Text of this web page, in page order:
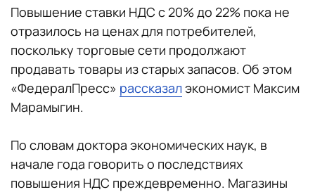
Повышение ставки НДС с 20% до 22% пока не
отразилось на ценах для потребителей,
поскольку торговые сети продолжают
продавать товары из старых запасов. Об этом
«ФедералПресс» рассказалэкономист Максим
Марамыгин.
По словам доктора экономических наук, в
начале года говорить о последствиях
повышения НДС преждевременно. Магазины